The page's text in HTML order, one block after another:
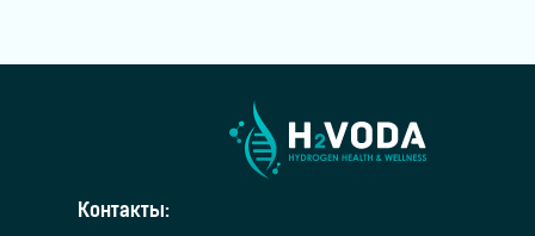
Контакты: